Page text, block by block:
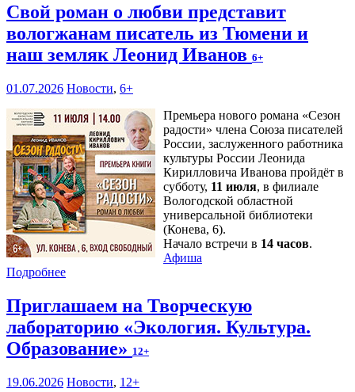
Свой роман о любви представит
вологжанам писатель из Тюмени и
наш земляк Леонид Иванов 6+
01.07.2026 Новости, 6+
Премьера нового романа «Сезон
радости» члена Союза писателей
России, заслуженного работника
культуры России Леонида
Кирилловича Иванова пройдёт в
субботу, 11 июля, в филиале
Вологодской областной
универсальной библиотеки
(Конева, 6).
Начало встречи в 14 часов.
Афиша
Подробнее
Приглашаем на Творческую
лабораторию «Экология. Культура.
Образование» 12+
19.06.2026 Новости, 12+